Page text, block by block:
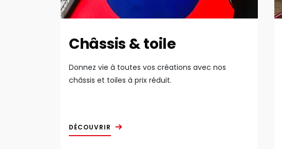
Châssis & toile
Donnez vie à toutes vos créations avec nos
châssis et toiles à prix réduit.
DÉCOUVRIR